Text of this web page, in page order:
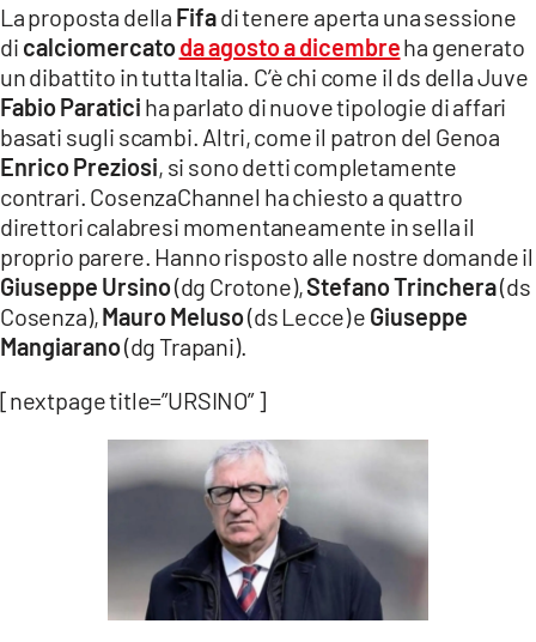
ILREGGINO.IT
COSENZACHANNEL.IT
ILVIBONESE.IT
CATANZAROCHANNEL.IT
LACAPITALENEWS.IT
App
ANDROID
APPLE
La proposta della Fifadi tenere aperta una sessione
di calciomercatoda agosto a dicembreha generato
un dibattito in tutta Italia. C’è chi come il ds della Juve
Fabio Paratici ha parlato di nuove tipologie di affari
basati sugli scambi. Altri, come il patron del Genoa
Enrico Preziosi, si sono detti completamente
contrari. CosenzaChannel ha chiesto a quattro
direttori calabresi momentaneamente in sella il
proprio parere. Hanno risposto alle nostre domande il
Giuseppe Ursino(dg Crotone),Stefano Trinchera(ds
Cosenza),Mauro Meluso(ds Lecce) e Giuseppe
Mangiarano(dg Trapani).
[nextpage title=”URSINO” ]